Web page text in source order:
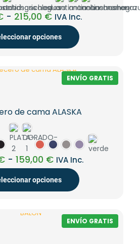
- 215,00 €Rango
de
precios:
desde
215,00 €
IVA Inc.
opciones
opciones
se
pueden
elegir
en
la
página
de
producto
ENVÍO GRATIS
de cama ALASKA
- 159,00 €Rango
de
precios:
desde
159,00 €
IVA Inc.
opciones
ENVÍO GRATIS